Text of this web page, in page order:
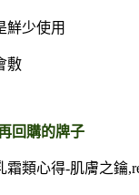
鮮少使用
敷
回購的牌子